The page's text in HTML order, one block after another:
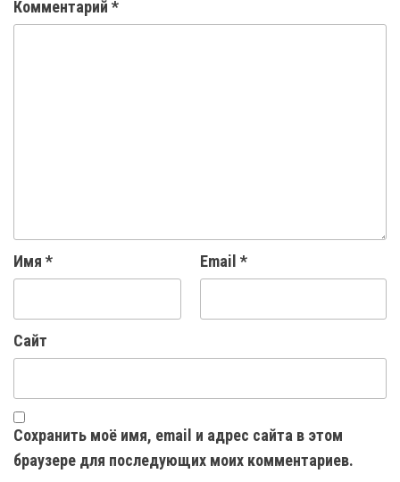
Комментарий *
Имя * Email *
Сайт
Сохранить моё имя, email и адрес сайта в этом
браузере для последующих моих комментариев.